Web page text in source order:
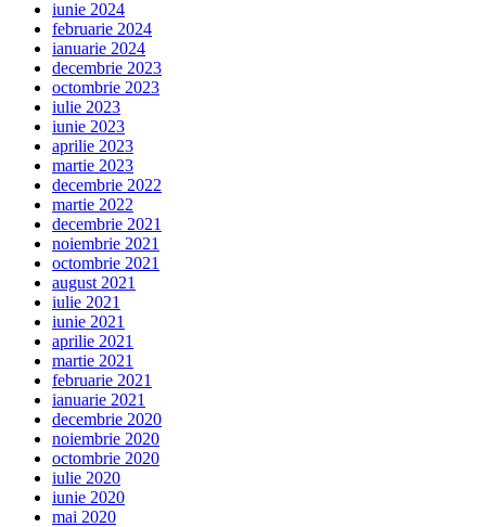
iunie 2024
februarie 2024
ianuarie 2024
decembrie 2023
octombrie 2023
iulie 2023
iunie 2023
aprilie 2023
martie 2023
decembrie 2022
martie 2022
decembrie 2021
noiembrie 2021
octombrie 2021
august 2021
iulie 2021
iunie 2021
aprilie 2021
martie 2021
februarie 2021
ianuarie 2021
decembrie 2020
noiembrie 2020
octombrie 2020
iulie 2020
iunie 2020
mai 2020